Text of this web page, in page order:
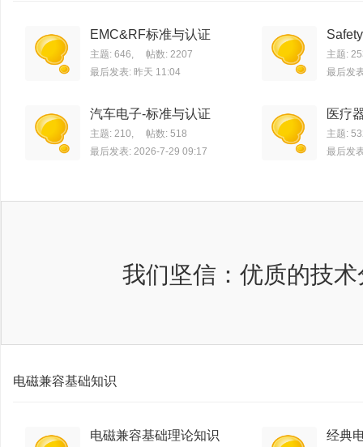
EMC&RF标准与认证
主题: 646,
帖数: 2207
最后发表: 昨天 11:04
主题:
最后发
汽车电子-标准与认证
主题: 210,
帖数: 518
最后发表: 2026-7-29 09:17
医疗
主题:
最后发
我们坚信：优质的技
电磁兼容基础知识
电磁兼容基础理论知识 经典